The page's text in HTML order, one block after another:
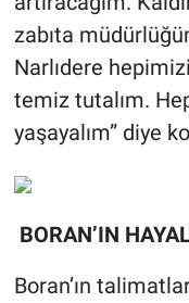
zabıta
Narlıdere
temiz tutalım.
yaşayalım” diye
BORAN’IN
Boran’ın